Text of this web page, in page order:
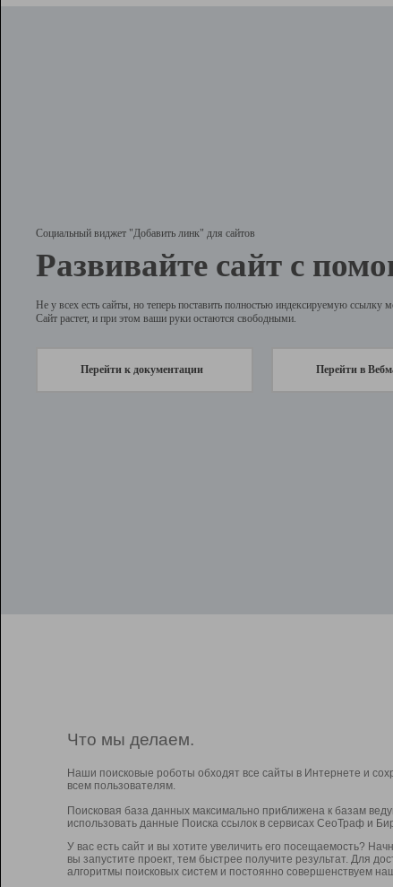
Социальный виджет "Добавить линк" для сайтов
Развивайте сайт с
Не у всех есть сайты, но теперь поставить полностью индексируемую
Сайт растет, и при этом ваши руки остаются свободными.
Перейти к документации Перейти в
Что мы делаем.
Наши поисковые роботы обходят все сайты в Интернете и
всем пользователям.
Поисковая база данных максимально приближена к базам
использовать данные Поиска ссылок в сервисах СеоТраф и
У вас есть сайт и вы хотите увеличить его посещаемость?
вы запустите проект, тем быстрее получите результат. Для
алгоритмы поисковых систем и постоянно совершенствуем